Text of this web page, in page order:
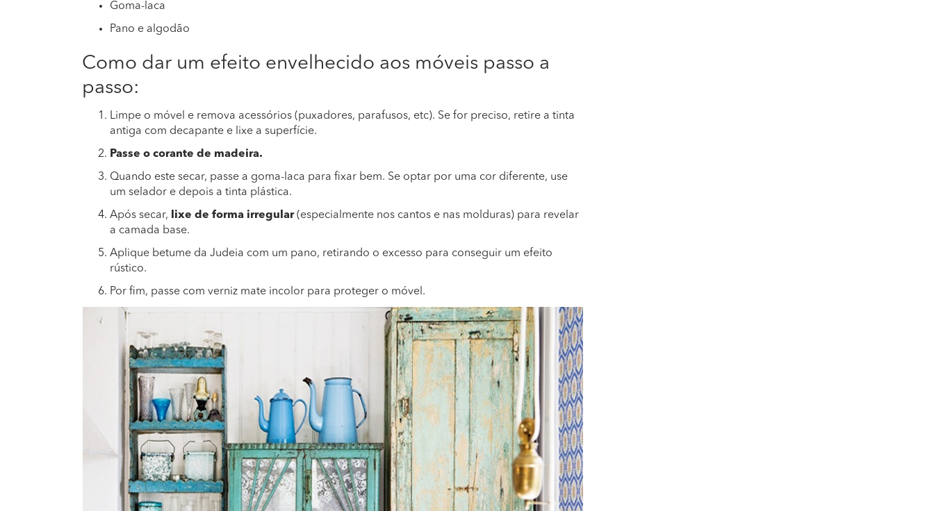
Goma-laca
Pano e algodão
Como dar um efeito envelhecido aos móveis passo a
passo:
Limpe o móvel e remova acessórios (puxadores, parafusos, etc). Se for preciso, retire a tinta
antiga com decapante e lixe a superfície.
Passe o corante de madeira.
Quando este secar, passe a goma-laca para fixar bem. Se optar por uma cor diferente, use
um selador e depois a tinta plástica.
Após secar, lixe de forma irregular(especialmente nos cantos e nas molduras) para revelar
a camada base.
Aplique betume da Judeia com um pano, retirando o excesso para conseguir um efeito
rústico.
Por fim, passe com verniz mate incolor para proteger o móvel.